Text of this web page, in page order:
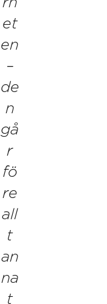
et
en
–
de
n
gå
r
fö
re
all
t
an
na
t